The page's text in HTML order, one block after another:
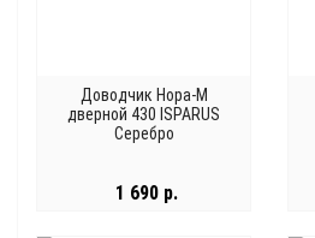
Доводчик Нора-М
дверной 430 ISPARUS
Серебро
1 690 р.